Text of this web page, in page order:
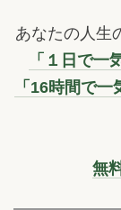
あなたの人生
「１日で一
「16時間で
無